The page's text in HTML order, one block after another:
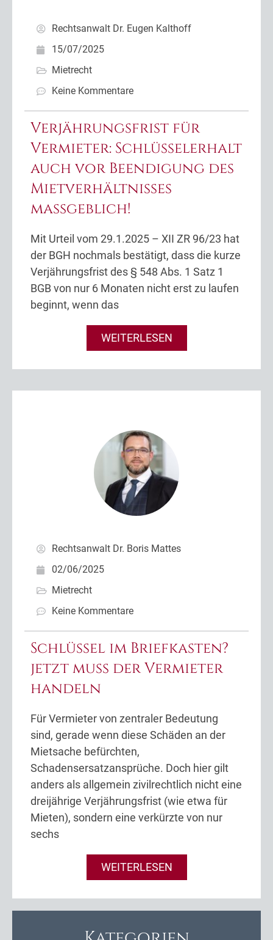
Rechtsanwalt Dr. Eugen Kalthoff
15/07/2025
Mietrecht
Keine Kommentare
Verjährungsfrist für
Vermieter: Schlüsselerhalt
auch vor Beendigung des
Mietverhältnisses
maßgeblich!
Mit Urteil vom 29.1.2025 – XII ZR 96/23 hat
der BGH nochmals bestätigt, dass die kurze
Verjährungsfrist des § 548 Abs. 1 Satz 1
BGB von nur 6 Monaten nicht erst zu laufen
beginnt, wenn das
WEITERLESEN
Rechtsanwalt Dr. Boris Mattes
02/06/2025
Mietrecht
Keine Kommentare
Schlüssel im Briefkasten?
jetzt muss der Vermieter
handeln
Für Vermieter von zentraler Bedeutung
sind, gerade wenn diese Schäden an der
Mietsache befürchten,
Schadensersatzansprüche. Doch hier gilt
anders als allgemein zivilrechtlich nicht eine
dreijährige Verjährungsfrist (wie etwa für
Mieten), sondern eine verkürzte von nur
sechs
WEITERLESEN